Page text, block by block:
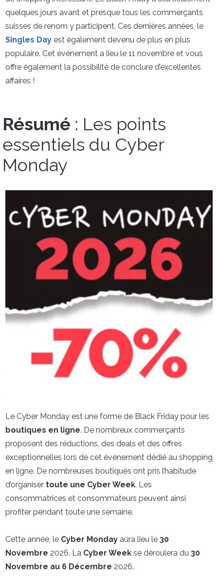
quelques jours avant et presque tous les commerçants
suisses de renom y participent. Ces dernières années, le
Singles Day est également devenu de plus en plus
populaire. Cet événement a lieu le 11 novembre et vous
offre également la possibilité de conclure d’excellentes
affaires !
Résumé : Les points
essentiels du Cyber
Monday
Le Cyber Monday est une forme de Black Friday pour les
boutiques en ligne. De nombreux commerçants
proposent des réductions, des deals et des offres
exceptionnelles lors de cet événement dédié au shopping
en ligne. De nombreuses boutiques ont pris l’habitude
d’organiser toute une Cyber Week. Les
consommatrices et consommateurs peuvent ainsi
profiter pendant toute une semaine.
Cette année, le Cyber Monday aura lieu le 30
Novembre 2026. La Cyber Week se déroulera du 30
Novembre au 6 Décembre 2026.